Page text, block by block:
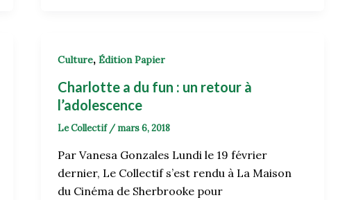
Culture, Édition Papier
Charlotte a du fun : un retour à
l’adolescence
Le Collectif / mars 6, 2018
Par Vanesa Gonzales Lundi le 19 février
dernier, Le Collectif s’est rendu à La Maison
du Cinéma de Sherbrooke pour